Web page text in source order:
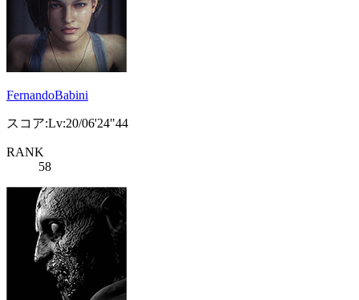
FernandoBabini
スコア:Lv:20/06'24"44
RANK
58